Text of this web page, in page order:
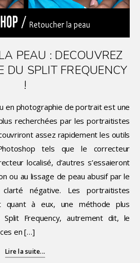
PEAU : DECOUVREZ
DU SPLIT FREQUENCY
!
en photographie de portrait est une
recherchées par les portraitistes
assez rapidement les outils
tels que le correcteur
localisé, d’autres s’essaieront
ou au lissage de peau abusif par le
négative. Les portraitistes
quant à eux, une méthode plus
Split Frequency, autrement dit, le
en […]
Lire la suite...